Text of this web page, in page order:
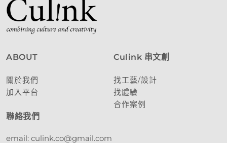
ABOUT
關於我們
加入平台
Culink 串文創
找工藝/設計
找體驗
合作案例
聯絡我們
email: culink.co@gmail.com